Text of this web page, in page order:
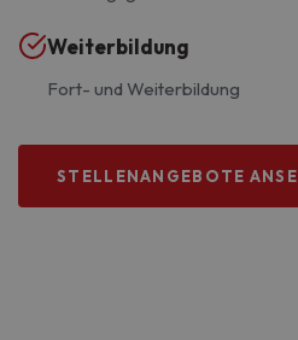
Weiterbildung
Fort- und Weiterbildung
STELLENANGEBOTE